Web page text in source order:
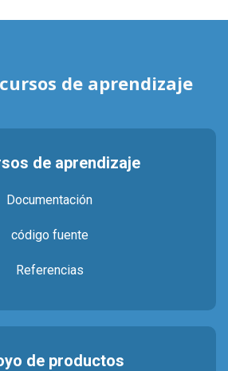
de aprendizaje
de aprendizaje
Documentación
código fuente
Referencias
de productos